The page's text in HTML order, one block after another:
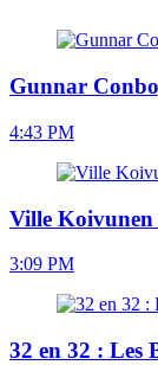
Gunnar
4:43 PM
Ville Koivunen
3:09 PM
32 en 32 : Les